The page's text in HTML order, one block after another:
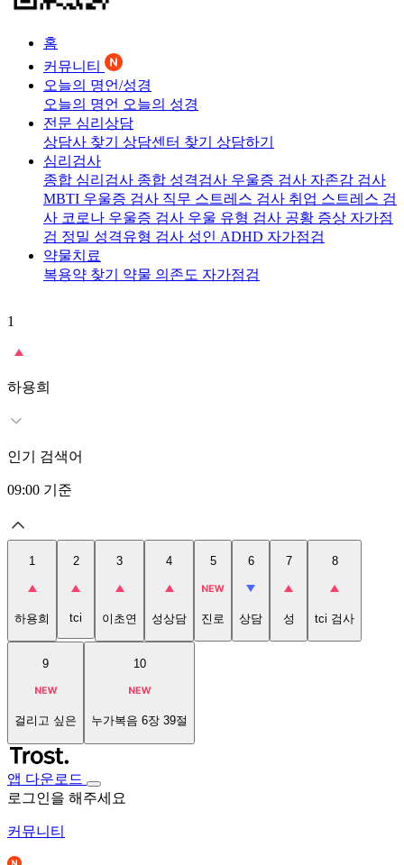
홈
커뮤니티
오늘의 명언/성경
오늘의 명언 오늘의 성경
전문 심리상담
상담사 찾기 상담센터 찾기 상담하기
심리검사
종합 심리검사 종합 성격검사 우울증 검사 자존감 검사
MBTI 우울증 검사 직무 스트레스 검사 취업 스트레스 검
사 코로나 우울증 검사 우울 유형 검사 공황 증상 자가점
검 정밀 성격유형 검사 성인 ADHD 자가점검
약물치료
복용약 찾기 약물 의존도 자가점검
1
하용희
인기 검색어
09:00 기준
1
하용희
2
tci
3
이초연
4
성상담
5
진로
6
상담
7
성
8
tci 검사
9
걸리고 싶은
10
누가복음 6장 39절
앱 다운로드
로그인을 해주세요
커뮤니티